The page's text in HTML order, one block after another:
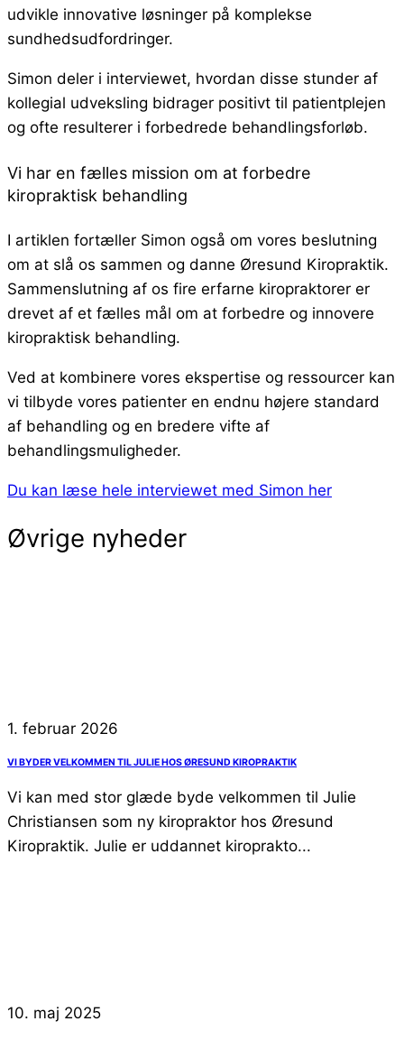
udvikle innovative løsninger på komplekse
sundhedsudfordringer.
Simon deler i interviewet, hvordan disse stunder af
kollegial udveksling bidrager positivt til patientplejen
og ofte resulterer i forbedrede behandlingsforløb.
Vi har en fælles mission om at forbedre
kiropraktisk behandling
I artiklen fortæller Simon også om vores beslutning
om at slå os sammen og danne Øresund Kiropraktik.
Sammenslutning af os fire erfarne kiropraktorer er
drevet af et fælles mål om at forbedre og innovere
kiropraktisk behandling.
Ved at kombinere vores ekspertise og ressourcer kan
vi tilbyde vores patienter en endnu højere standard
af behandling og en bredere vifte af
behandlingsmuligheder.
Du kan læse hele interviewet med Simon her
Øvrige nyheder
1. februar 2026
VI BYDER VELKOMMEN TIL JULIE HOS ØRESUND KIROPRAKTIK
Vi kan med stor glæde byde velkommen til Julie
Christiansen som ny kiropraktor hos Øresund
Kiropraktik. Julie er uddannet kiroprakto...
10. maj 2025